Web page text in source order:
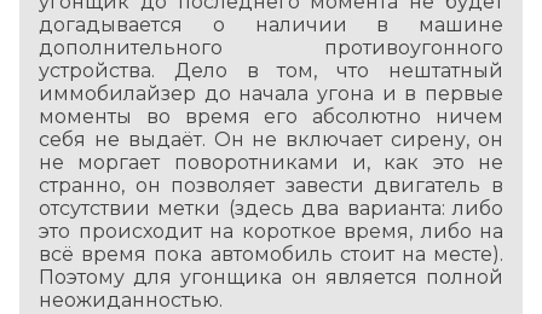
догадывается о наличии в машине
дополнительного противоугонного
устройства. Дело в том, что нештатный
иммобилайзер до начала угона и в первые
моменты во время его абсолютно ничем
себя не выдаёт. Он не включает сирену, он
не моргает поворотниками и, как это не
странно, он позволяет завести двигатель в
отсутствии метки (здесь два варианта: либо
это происходит на короткое время, либо на
всё время пока автомобиль стоит на месте).
Поэтому для угонщика он является полной
неожиданностью.